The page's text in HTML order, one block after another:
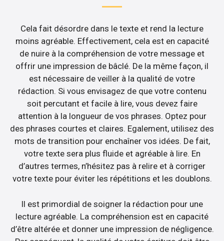
Cela fait désordre dans le texte et rend la lecture
moins agréable. Effectivement, cela est en capacité
de nuire à la compréhension de votre message et
offrir une impression de bâclé. De la même façon, il
est nécessaire de veiller à la qualité de votre
rédaction. Si vous envisagez de que votre contenu
soit percutant et facile à lire, vous devez faire
attention à la longueur de vos phrases. Optez pour
des phrases courtes et claires. Egalement, utilisez des
mots de transition pour enchaîner vos idées. De fait,
votre texte sera plus fluide et agréable à lire. En
d’autres termes, n’hésitez pas à relire et à corriger
votre texte pour éviter les répétitions et les doublons.
Il est primordial de soigner la rédaction pour une
lecture agréable. La compréhension est en capacité
d’être altérée et donner une impression de négligence.